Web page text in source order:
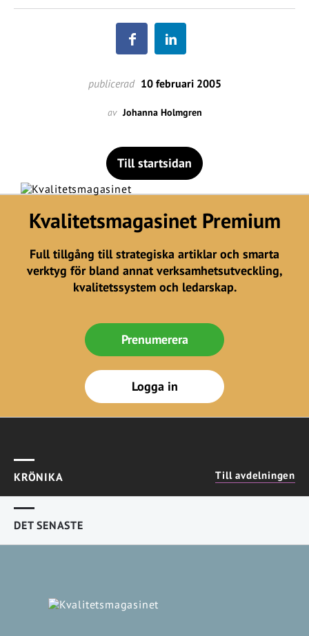
publicerad 10 februari 2005
av Johanna Holmgren
Till startsidan
Kvalitetsmagasinet Premium
Full tillgång till strategiska artiklar och smarta
verktyg för bland annat verksamhetsutveckling,
kvalitetssystem och ledarskap.
Prenumerera
Logga in
KRÖNIKA Till avdelningen
DET SENASTE